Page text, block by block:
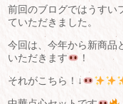
前回のブログではうすい
ていただきました。
今回は、今年から新商品
いただきます
！
それがこちら！↓